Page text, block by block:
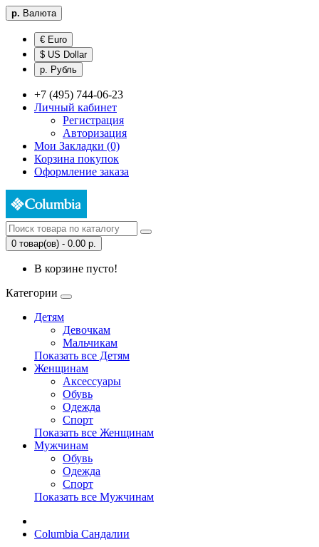
р. Валюта
€ Euro
$ US Dollar
р. Рубль
+7 (495) 744-06-23
Личный кабинет
Регистрация
Авторизация
Мои Закладки (0)
Корзина покупок
Оформление заказа
0 товар(ов) - 0.00 р.
В корзине пусто!
Категории
Детям
Девочкам
Мальчикам
Показать все Детям
Женщинам
Аксессуары
Обувь
Одежда
Спорт
Показать все Женщинам
Мужчинам
Обувь
Одежда
Спорт
Показать все Мужчинам
Columbia Сандалии